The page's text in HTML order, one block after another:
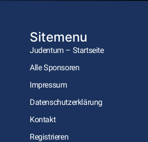
Sitemenu
Judentum – Startseite
Alle Sponsoren
Impressum
Datenschutzerklärung
Kontakt
Registrieren